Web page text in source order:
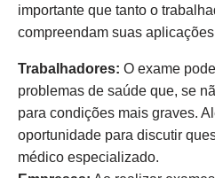
importante que tanto o
compreendam suas
Trabalhadores: O exame
problemas de saúde que, se
para condições mais graves.
oportunidade para discutir
médico especializado.